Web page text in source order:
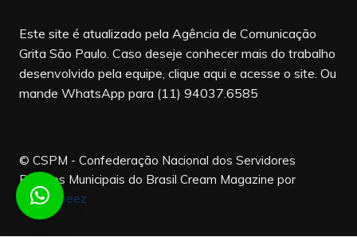
Este site é atualizado pela Agência de Comunicação
Grita São Paulo. Caso deseje conhecer mais do trabalho
desenvolvido pela equipe, clique aqui e acesse o site. Ou
mande WhatsApp para (11) 94037.6585
© CSPM - Confederação Nacional dos Servidores
Públicos Municipais do Brasil Cream Magazine por
Themebeez